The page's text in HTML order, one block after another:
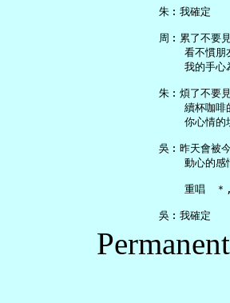
   朱︰我確定
周︰累了不要
看不慣朋
我的手心
朱︰煩了不要
續杯咖啡
你心情的
吳︰昨天會被
動心的感
重唱　＊